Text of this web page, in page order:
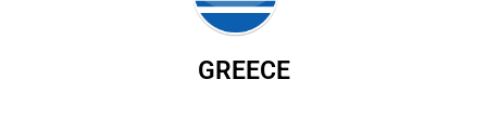
GREECE